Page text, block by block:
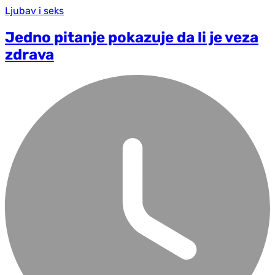
Ljubav i seks
Jedno pitanje pokazuje da li je veza
zdrava